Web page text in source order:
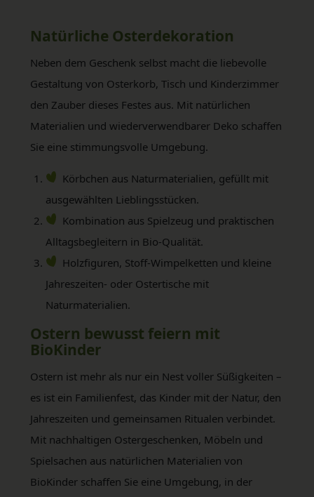
Natürliche Osterdekoration
Neben dem Geschenk selbst macht die liebevolle
Gestaltung von Osterkorb, Tisch und Kinderzimmer
den Zauber dieses Festes aus. Mit natürlichen
Materialien und wiederverwendbarer Deko schaffen
Sie eine stimmungsvolle Umgebung.
Körbchen aus Naturmaterialien, gefüllt mit
ausgewählten Lieblingsstücken.
Kombination aus Spielzeug und praktischen
Alltagsbegleitern in Bio-Qualität.
Holzfiguren, Stoff-Wimpelketten und kleine
Jahreszeiten- oder Ostertische mit
Naturmaterialien.
Ostern bewusst feiern mit
BioKinder
Ostern ist mehr als nur ein Nest voller Süßigkeiten –
es ist ein Familienfest, das Kinder mit der Natur, den
Jahreszeiten und gemeinsamen Ritualen verbindet.
Mit nachhaltigen Ostergeschenken, Möbeln und
Spielsachen aus natürlichen Materialien von
BioKinder schaffen Sie eine Umgebung, in der